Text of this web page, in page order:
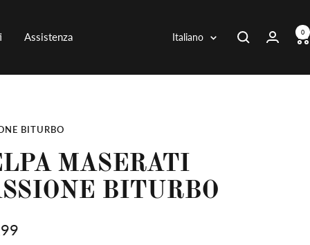
Assistenza Lingua
Italiano 0
BITURBO
MASERATI
BITURBO